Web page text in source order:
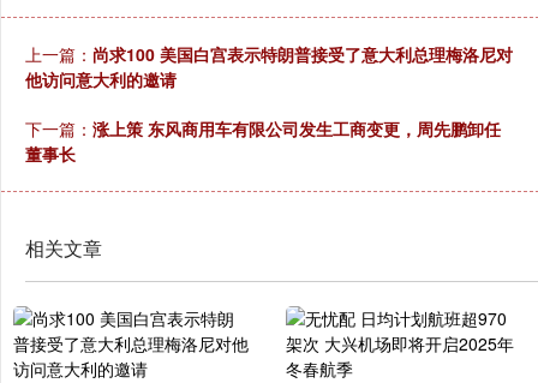
上一篇： 尚求100 美国白宫表示特朗普接受了意大利总理梅洛尼对
他访问意大利的邀请
下一篇： 涨上策 东风商用车有限公司发生工商变更，周先鹏卸任
董事长
相关文章